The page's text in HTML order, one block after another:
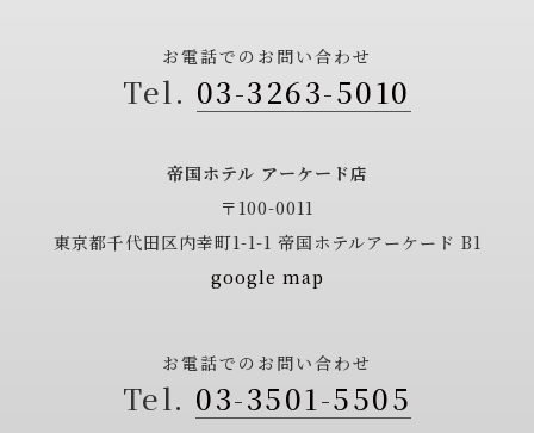
お電話でのお問い合わせ
03-3263-5010
帝国ホテル アーケード店
〒100-0011
東京都千代田区内幸町1-1-1 帝国ホテルアーケード B1
google map
お電話でのお問い合わせ
03-3501-5505